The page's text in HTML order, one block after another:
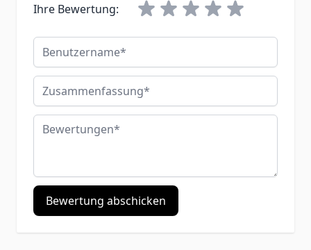
Ihre Bewertung:
Benutzername
Zusammenfassung
Bewertungen
Bewertung abschicken